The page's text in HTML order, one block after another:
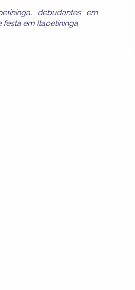
, debudantes em
festa em Itapetininga